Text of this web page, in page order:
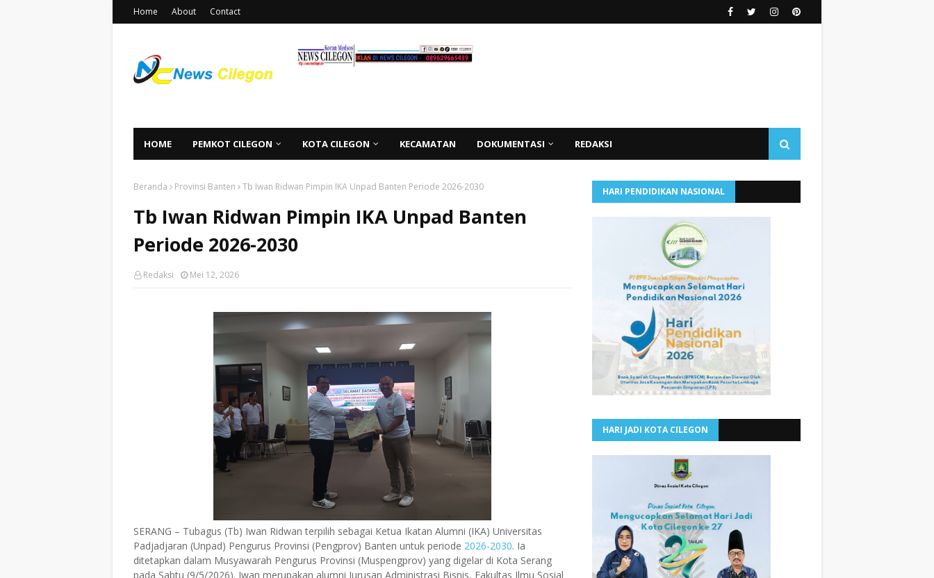
Home About Contact
HOME PEMKOT CILEGON KOTA CILEGON KECAMATAN DOKUMENTASI REDAKSI
Beranda Provinsi Banten Tb Iwan Ridwan Pimpin IKA Unpad Banten Periode 2026-2030
Tb Iwan Ridwan Pimpin IKA Unpad Banten
Periode 2026-2030
Redaksi Mei 12, 2026
SERANG – Tubagus (Tb) Iwan Ridwan terpilih sebagai Ketua Ikatan Alumni (IKA) Universitas
Padjadjaran (Unpad) Pengurus Provinsi (Pengprov) Banten untuk periode 2026-2030. Ia
ditetapkan dalam Musyawarah Pengurus Provinsi (Muspengprov) yang digelar di Kota Serang
pada Sabtu (9/5/2026). Iwan merupakan alumni Jurusan Administrasi Bisnis, Fakultas Ilmu Sosial
HARI PENDIDIKAN NASIONAL
HARI JADI KOTA CILEGON